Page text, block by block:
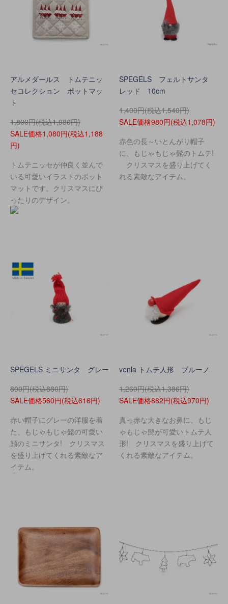
アルメダールス トムテニッ
セコレクション ポットマッ
ト
1,800円(税込1,980円)
SALE価格1,080円(税込1,188
円)
トムテニッセが仲良く並んで
いる可愛いイラストのポット
マットです。クリスマスにぴ
ったりのデザイン。
SPEGELS フェルトサンタ
レッド 10cm
1,400円(税込1,540円)
SALE価格980円(税込1,078円)
赤色の長～いとんがり帽子
に、もじゃもじゃ髭のトムテ!
クリスマスを盛り上げてく
れる素敵なアイテム。
SPEGELS ミニサンタ グレー
800円(税込880円)
SALE価格560円(税込616円)
赤い帽子にグレーの洋服を着
た、もじゃもじゃ髭の可愛い
顔のミニサンタ! クリスマス
を盛り上げてくれる素敵なア
イテム。
venla トムテ人形 ブルーノ
1,260円(税込1,386円)
SALE価格882円(税込970円)
真っ赤な大きなお鼻に、もじ
ゃもじゃ髭が可愛いトムテ人
形! クリスマスを盛り上げて
くれる素敵なアイテム。